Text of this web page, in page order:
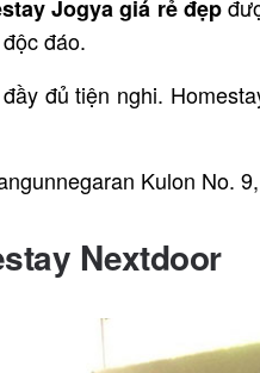
Jogya giá rẻ đẹp
đáo.
đủ tiện nghi.
Kulon No.
Nextdoor